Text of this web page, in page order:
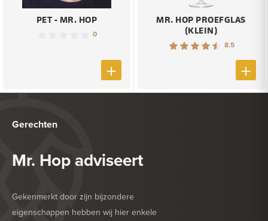
PET - MR. HOP
0
MR. HOP PROEFGLAS
(KLEIN)
8.5
Gerechten
Mr. Hop adviseert
Gekenmerkt door zijn bijzondere
eigenschappen hebben wij hier enkele